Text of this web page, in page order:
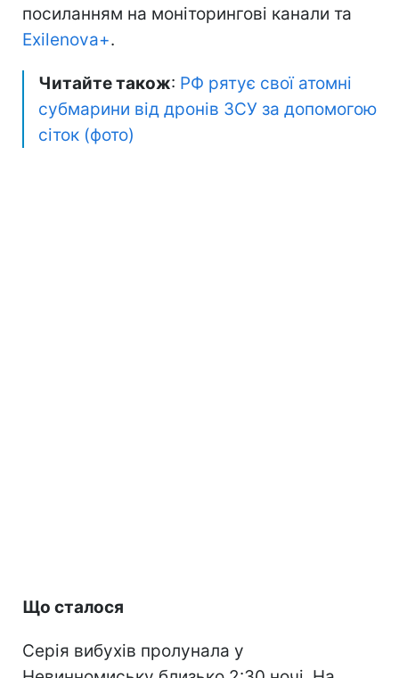
посиланням на моніторингові канали та
Exilenova+.
Читайте також: РФ рятує свої атомні
субмарини від дронів ЗСУ за допомогою
сіток (фото)
Що сталося
Серія вибухів пролунала у